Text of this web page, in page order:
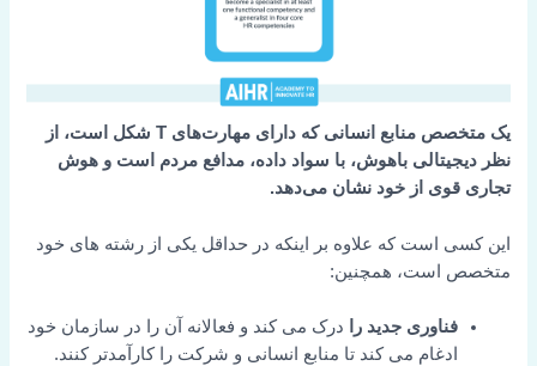
یک متخصص منابع انسانی که دارای مهارت‌های T شکل است، از
نظر دیجیتالی باهوش، با سواد داده، مدافع مردم است و هوش
تجاری قوی از خود نشان می‌دهد.
این کسی است که علاوه بر اینکه در حداقل یکی از رشته های خود
متخصص است، همچنین:
فناوری جدید را درک می کند و فعالانه آن را در سازمان خود
ادغام می کند تا منابع انسانی و شرکت را کارآمدتر کنند.